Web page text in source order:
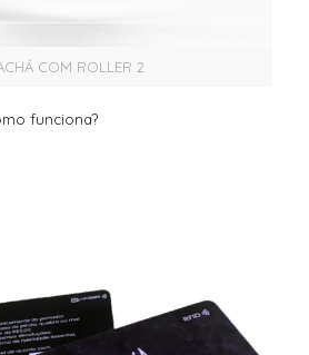
COM ROLLER 2
funciona?